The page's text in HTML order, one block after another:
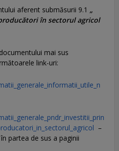
aferent submăsurii 9.1 „
în sectorul agricol
mai sus
link-uri:
–
partea de sus a paginii